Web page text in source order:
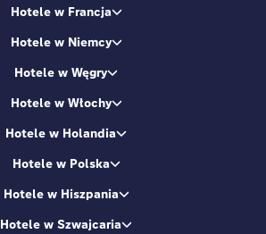
Hotele w Francja
Hotele w Niemcy
Hotele w Węgry
Hotele w Włochy
Hotele w Holandia
Hotele w Polska
Hotele w Hiszpania
Hotele w Szwajcaria